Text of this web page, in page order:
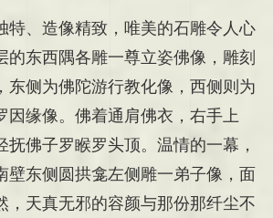
特、造像精致，唯美的石雕令人心
的东西隅各雕一尊立姿佛像，雕刻
东侧为佛陀游行教化像，西侧则为
因缘像。佛着通肩佛衣，右手上
抚佛子罗睺罗头顶。温情的一幕，
壁东侧圆拱龛左侧雕一弟子像，面
，天真无邪的容颜与那份那纤尘不